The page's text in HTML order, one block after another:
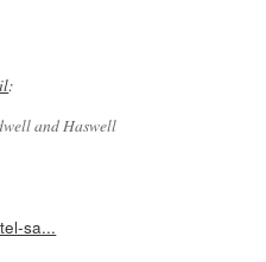
:
and Haswell
sa...